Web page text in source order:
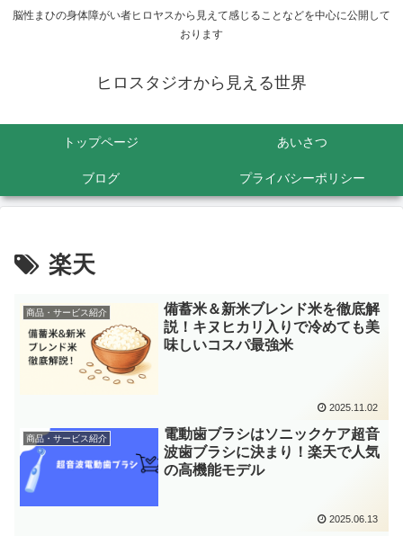
脳性まひの身体障がい者ヒロヤスから見えて感じることなどを中心に公開して
おります
ヒロスタジオから見える世界
トップページ あいさつ
ブログ プライバシーポリシー
楽天
商品・サービス紹介
備蓄米＆新米ブレンド米を徹底解
説！キヌヒカリ入りで冷めても美
味しいコスパ最強米
2025.11.02
商品・サービス紹介
電動歯ブラシはソニックケア超音
波歯ブラシに決まり！楽天で人気
の高機能モデル
2025.06.13